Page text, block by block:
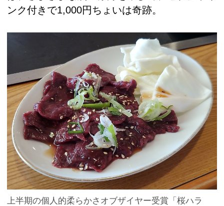
ンク付きで1,000円ちょいは奇跡。
上半期の個人的柔らかさオブザイヤー受賞「桜ハラ